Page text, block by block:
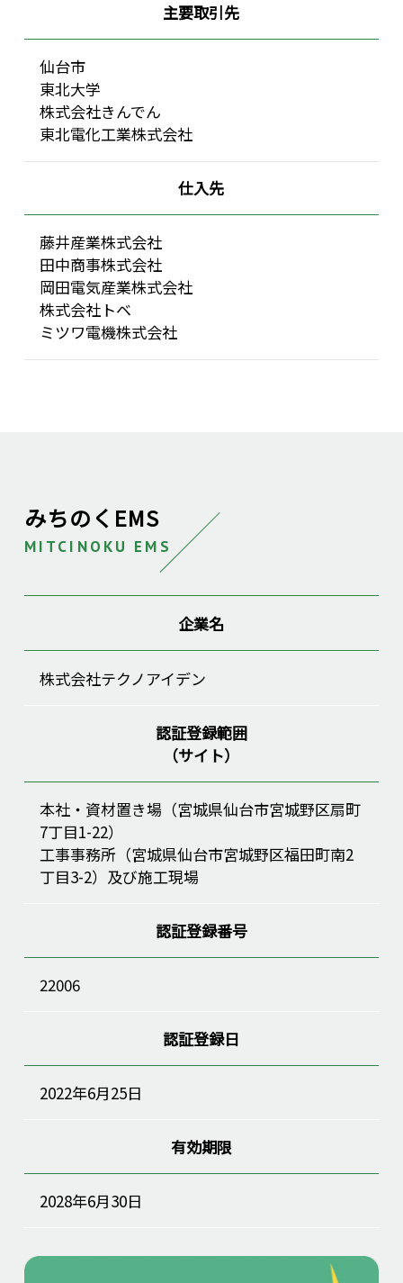
主要取引先
仙台市
東北大学
株式会社きんでん
東北電化工業株式会社
仕入先
藤井産業株式会社
田中商事株式会社
岡田電気産業株式会社
株式会社トベ
ミツワ電機株式会社
みちのくEMS
MITCINOKU EMS
企業名
株式会社テクノアイデン
認証登録範囲
（サイト）
本社・資材置き場（宮城県仙台市宮城野区扇町
7丁目1-22）
工事事務所（宮城県仙台市宮城野区福田町南2
丁目3-2）及び施工現場
認証登録番号
22006
認証登録日
2022年6月25日
有効期限
2028年6月30日